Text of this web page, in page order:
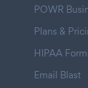
POWR
Plans &
HIPAA
Email Blast